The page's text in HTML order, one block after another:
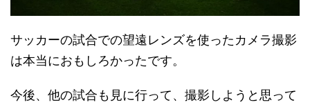
サッカーの試合での望遠レンズを使ったカメラ撮影
は本当におもしろかったです。
今後、他の試合も見に行って、撮影しようと思って